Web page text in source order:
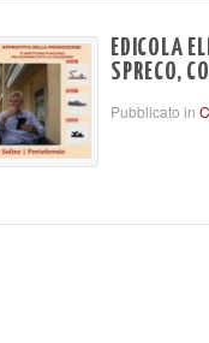
EDICOLA
SPRECO,
Pubblicato in